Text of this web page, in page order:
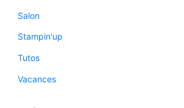
Salon
Stampin'up
Tutos
Vacances